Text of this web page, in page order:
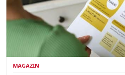
MAGAZIN